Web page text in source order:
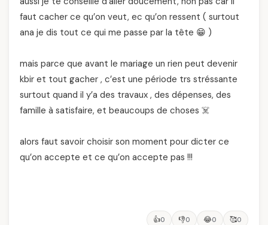
faut cacher ce qu’on veut, ec qu’on ressent ( surtout
ana je dis tout ce qui me passe par la tête 😁 )
mais parce que avant le mariage un rien peut devenir
kbir et tout gacher , c’est une période trs stréssante
surtout quand il y’a des travaux , des dépenses, des
famille à satisfaire, et beaucoups de choses ☠️
alors faut savoir choisir son moment pour dicter ce
qu’on accepte et ce qu’on accepte pas !!!
👍0 👎0 😂0 🥰0